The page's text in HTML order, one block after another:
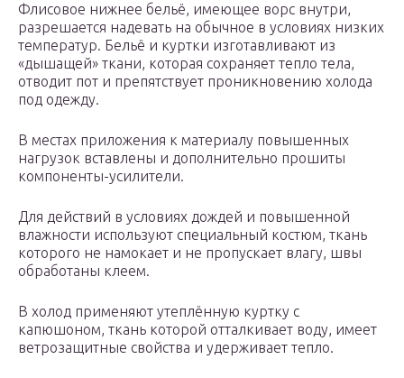
Флисовое нижнее бельё, имеющее ворс внутри,
разрешается надевать на обычное в условиях низких
температур. Бельё и куртки изготавливают из
«дышащей» ткани, которая сохраняет тепло тела,
отводит пот и препятствует проникновению холода
под одежду.
В местах приложения к материалу повышенных
нагрузок вставлены и дополнительно прошиты
компоненты-усилители.
Для действий в условиях дождей и повышенной
влажности используют специальный костюм, ткань
которого не намокает и не пропускает влагу, швы
обработаны клеем.
В холод применяют утеплённую куртку с
капюшоном, ткань которой отталкивает воду, имеет
ветрозащитные свойства и удерживает тепло.